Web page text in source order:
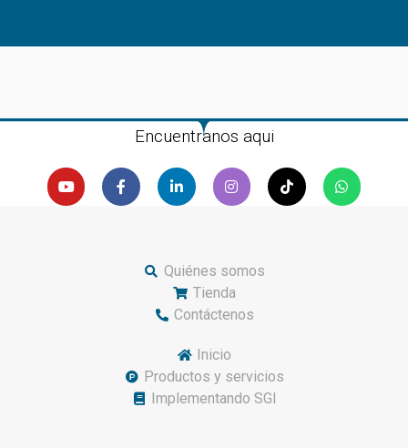
Encuentranos aqui
Quiénes somos
Tienda
Contáctenos
Inicio
Productos y servicios
Implementando SGI